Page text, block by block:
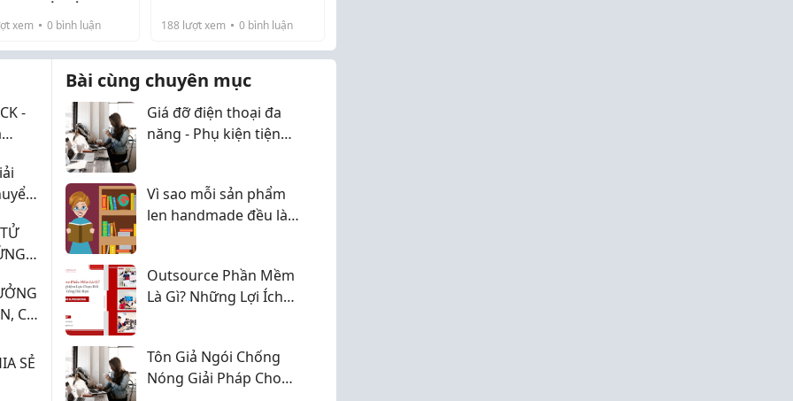
xem 0 bình luận
xu hướng lựa chọn Bánh
ngọt ít ngọt ngày càng
phổ biến khi nhiều ...
188 lượt xem 0bình luận
-
CÓ
SẺ
Bài cùng chuyên mục
Giá đỡ điện thoại đa
năng - Phụ kiện tiện
Vì sao mỗi sản phẩm
len handmade đều là
Outsource Phần Mềm
Là Gì? Những Lợi Ích
Tôn Giả Ngói Chống
Nóng Giải Pháp Cho